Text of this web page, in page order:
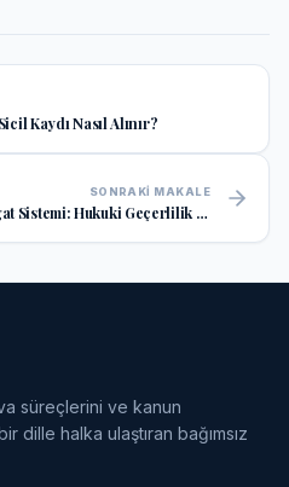
Kaydı Nasıl Alınır?
SONRAKI MAKALE
Sistemi: Hukuki Geçerlilik ve
süreçlerini ve kanun
dille halka ulaştıran bağımsız